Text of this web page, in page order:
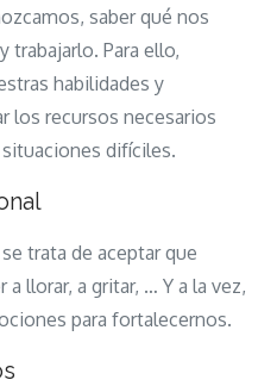
saber qué nos
trabajarlo. Para ello,
habilidades y
los recursos necesarios
difíciles.
trata de aceptar que
llorar, a gritar, … Y a la vez,
para fortalecernos.